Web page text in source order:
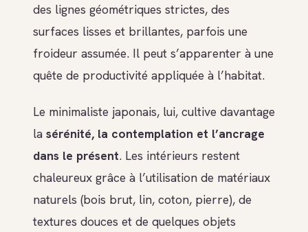
des lignes géométriques strictes, des
surfaces lisses et brillantes, parfois une
froideur assumée. Il peut s’apparenter à une
quête de productivité appliquée à l’habitat.
Le minimaliste japonais, lui, cultive davantage
la sérénité, la contemplation et l’ancrage
dans le présent. Les intérieurs restent
chaleureux grâce à l’utilisation de matériaux
naturels (bois brut, lin, coton, pierre), de
textures douces et de quelques objets